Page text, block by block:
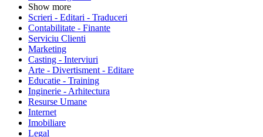
Show more
Scrieri - Editari - Traduceri
Contabilitate - Finante
Serviciu Clienti
Marketing
Casting - Interviuri
Arte - Divertisment - Editare
Educatie - Training
Inginerie - Arhitectura
Resurse Umane
Internet
Imobiliare
Legal